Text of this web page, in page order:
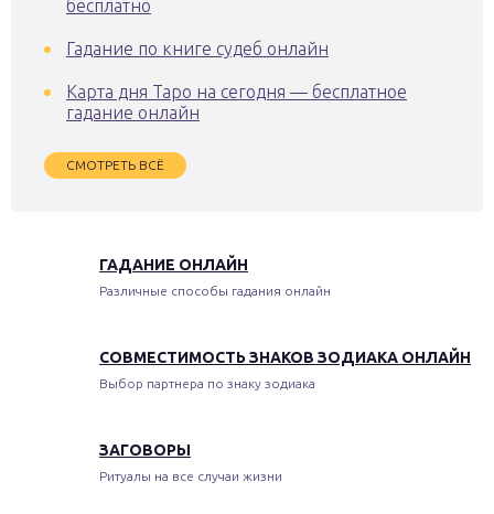
бесплатно
Гадание по книге судеб онлайн
Карта дня Таро на сегодня — бесплатное
гадание онлайн
СМОТРЕТЬ ВСЁ
ГАДАНИЕ ОНЛАЙН
Различные способы гадания онлайн
СОВМЕСТИМОСТЬ ЗНАКОВ ЗОДИАКА ОНЛАЙН
Выбор партнера по знаку зодиака
ЗАГОВОРЫ
Ритуалы на все случаи жизни